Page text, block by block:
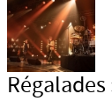
Régalades